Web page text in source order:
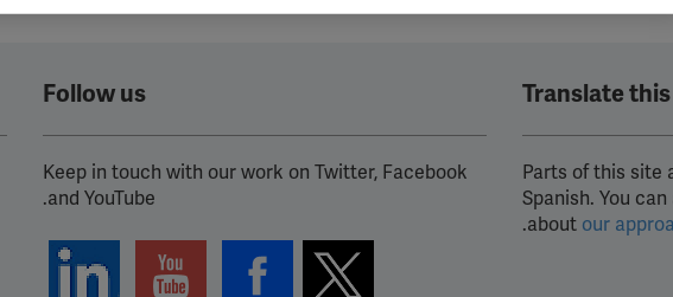
Follow us
Keep in touch with our work on Twitter, Facebook
and YouTube.
Translate
Parts of this site
Spanish. You
about our
.
engaging advertisements. By enabling marketing cookies, you grant